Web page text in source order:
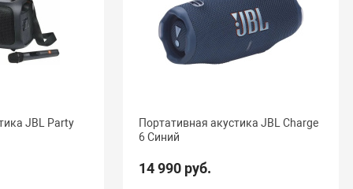
JBL Party
Портативная акустика JBL Charge
6 Синий
14 990 руб.